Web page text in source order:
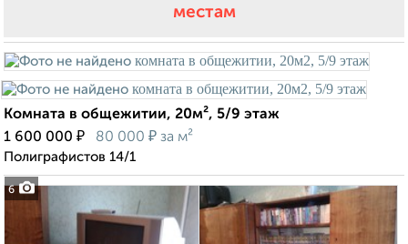
местам
6
Комната в общежитии, 20м², 5/9 этаж
1 600 000 ₽ 80 000 ₽ за м²
Полиграфистов 14/1